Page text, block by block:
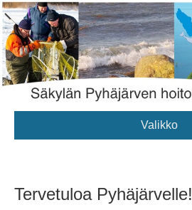
Valikko
Tervetuloa Pyhäjärvelle!